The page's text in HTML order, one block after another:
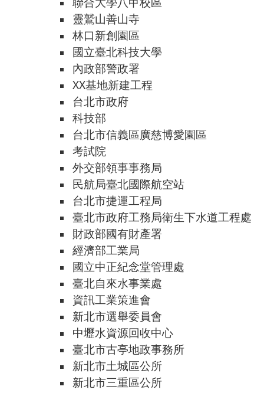
靈鷲山善山寺
林口新創園區
國立臺北科技大學
內政部警政署
XX基地新建工程
台北市政府
科技部
台北市信義區廣慈博愛園區
考試院
外交部領事事務局
民航局臺北國際航空站
台北市捷運工程局
臺北市政府工務局衛生下水道工程處
財政部國有財產署
經濟部工業局
國立中正紀念堂管理處
臺北自來水事業處
資訊工業策進會
新北市選舉委員會
中壢水資源回收中心
臺北市古亭地政事務所
新北市土城區公所
新北市三重區公所